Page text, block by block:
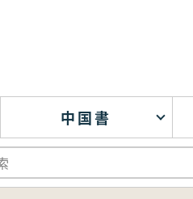
中国書